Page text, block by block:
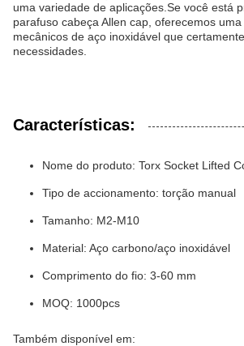
uma variedade de aplicações.Se você está
parafuso cabeça Allen cap, oferecemos
mecânicos de aço inoxidável que
necessidades.
Características:
Nome do produto: Torx Socket Lifted
Tipo de accionamento: torção manual
Tamanho: M2-M10
Material: Aço carbono/aço inoxidável
Comprimento do fio: 3-60 mm
MOQ: 1000pcs
Também disponível em: